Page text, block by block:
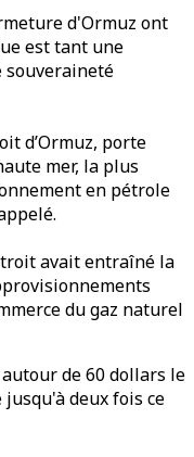
d'Ormuz ont
est tant une
souveraineté
d’Ormuz, porte
mer, la plus
en pétrole
avait entraîné la
du gaz naturel
de 60 dollars le
deux fois ce